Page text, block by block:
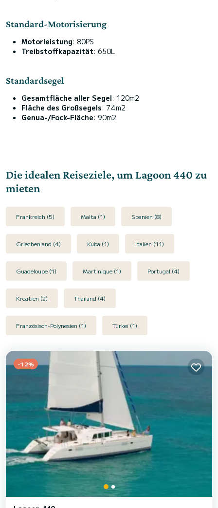
Standard-Motorisierung
Motorleistung: 80PS
Treibstoffkapazität: 650L
Standardsegel
Gesamtfläche aller Segel: 120m2
Fläche des Großsegels: 74m2
Genua-/Fock-Fläche: 90m2
Die idealen Reiseziele, um Lagoon 440 zu
mieten
Frankreich (5) Malta (1) Spanien (8)
Griechenland (4) Kuba (1) Italien (11)
Guadeloupe (1) Martinique (1) Portugal (4)
Kroatien (2) Thailand (4)
Französisch-Polynesien (1) Türkei (1)
-12%